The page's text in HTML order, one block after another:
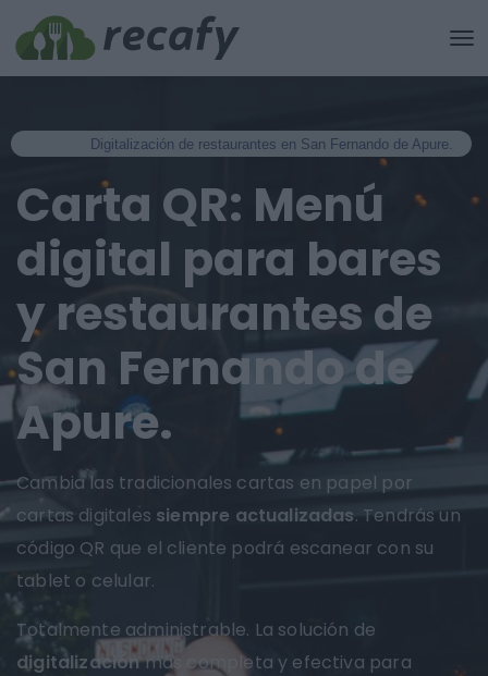
Digitalización de restaurantes en San Fernando de Apure.
Carta QR: Menú
digital para bares
y restaurantes de
San Fernando de
Apure.
Cambia las tradicionales cartas en papel por
cartas digitales siempre actualizadas. Tendrás un
código QR que el cliente podrá escanear con su
tablet o celular.
Totalmente administrable. La solución de
digitalizaciónmás completa y efectiva para